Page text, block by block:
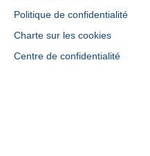
Politique de confidentialité
Charte sur les cookies
Centre de confidentialité